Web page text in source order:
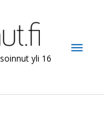
yli 16